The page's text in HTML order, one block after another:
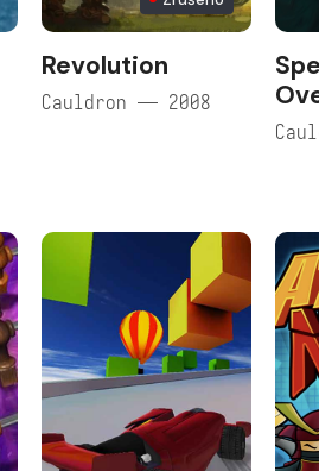
Revolution
Cauldron — 2008